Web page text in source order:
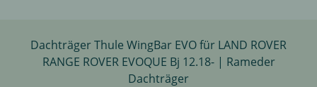
Dachträger Thule WingBar EVO für LAND ROVER
RANGE ROVER EVOQUE Bj 12.18- | Rameder
Dachträger